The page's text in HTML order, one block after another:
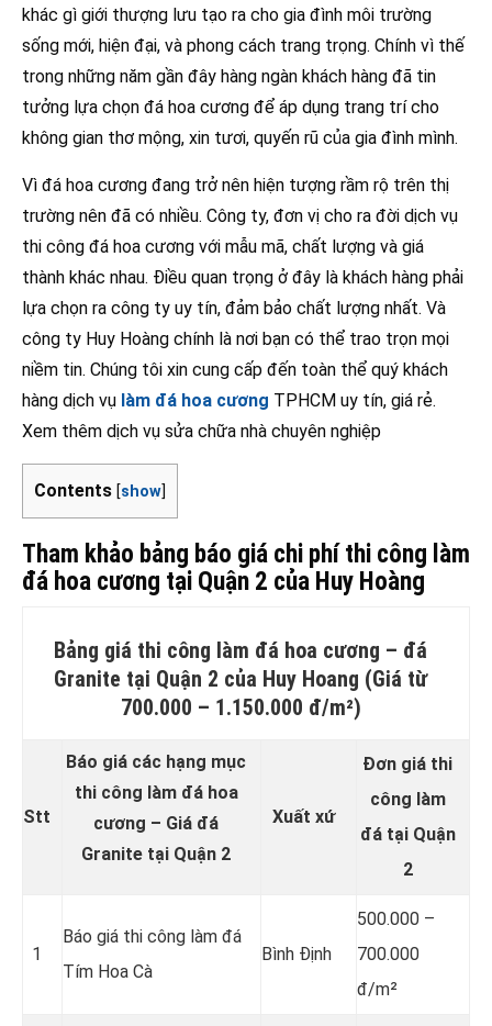
khác gì giới thượng lưu tạo ra cho gia đình môi trường
sống mới, hiện đại, và phong cách trang trọng. Chính vì thế
trong những năm gần đây hàng ngàn khách hàng đã tin
tưởng lựa chọn đá hoa cương để áp dụng trang trí cho
không gian thơ mộng, xin tươi, quyến rũ của gia đình mình.
Vì đá hoa cương đang trở nên hiện tượng rầm rộ trên thị
trường nên đã có nhiều. Công ty, đơn vị cho ra đời dịch vụ
thi công đá hoa cương với mẫu mã, chất lượng và giá
thành khác nhau. Điều quan trọng ở đây là khách hàng phải
lựa chọn ra công ty uy tín, đảm bảo chất lượng nhất. Và
công ty Huy Hoàng chính là nơi bạn có thể trao trọn mọi
niềm tin. Chúng tôi xin cung cấp đến toàn thể quý khách
hàng dịch vụ làm đá hoa cương TPHCM uy tín, giá rẻ.
Xem thêm dịch vụ sửa chữa nhà chuyên nghiệp
Contents [show]
Tham khảo bảng báo giá chi phí thi công làm
đá hoa cương tại Quận 2 của Huy Hoàng
Bảng giá thi công làm đá hoa cương – đá
Granite tại Quận 2 của Huy Hoang (Giá từ
700.000 – 1.150.000 đ/m²)
Stt
Báo giá các hạng mục
thi công làm đá hoa
cương – Giá đá
Granite tại Quận 2
Xuất xứ
Đơn giá thi
công làm
đá tại Quận
2
1
Báo giá thi công làm đá
Tím Hoa Cà
Bình Định
500.000 –
700.000
đ/m²